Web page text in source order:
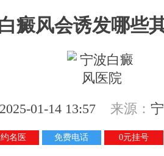
癜风会诱发哪些
2025-01-14 13:57 来源：
名医 免费电话 0元挂号